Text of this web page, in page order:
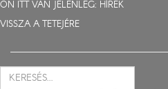
ÖN ITT VAN JELENLEG: HÍREK
VISSZA A TETEJÉRE